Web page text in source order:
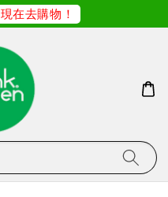
現在去購物！